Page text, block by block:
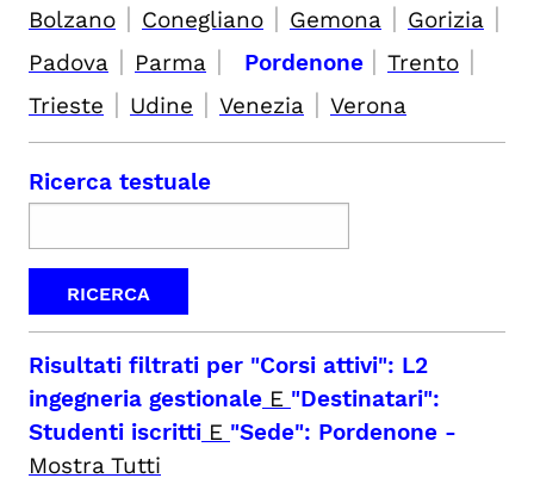
Bolzano | Conegliano | Gemona | Gorizia |
Padova | Parma | Pordenone | Trento |
Trieste | Udine | Venezia | Verona
Ricerca testuale
Risultati filtrati per "Corsi attivi": L2
ingegneria gestionale E "Destinatari":
Studenti iscritti E "Sede": Pordenone -
Mostra Tutti